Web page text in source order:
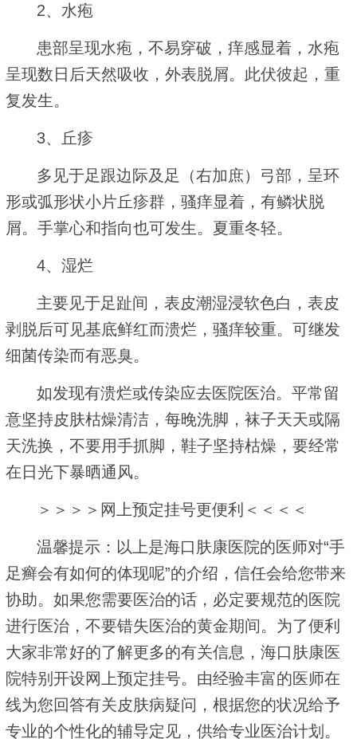
2、水疱
患部呈现水疱，不易穿破，痒感显着，水疱
呈现数日后天然吸收，外表脱屑。此伏彼起，重
复发生。
3、丘疹
多见于足跟边际及足（右加庶）弓部，呈环
形或弧形状小片丘疹群，骚痒显着，有鳞状脱
屑。手掌心和指向也可发生。夏重冬轻。
4、湿烂
主要见于足趾间，表皮潮湿浸软色白，表皮
剥脱后可见基底鲜红而溃烂，骚痒较重。可继发
细菌传染而有恶臭。
如发现有溃烂或传染应去医院医治。平常留
意坚持皮肤枯燥清洁，每晚洗脚，袜子天天或隔
天洗换，不要用手抓脚，鞋子坚持枯燥，要经常
在日光下暴晒通风。
＞＞＞＞网上预定挂号更便利＜＜＜＜
温馨提示：以上是海口肤康医院的医师对“手
足癣会有如何的体现呢”的介绍，信任会给您带来
协助。如果您需要医治的话，必定要规范的医院
进行医治，不要错失医治的黄金期间。为了便利
大家非常好的了解更多的有关信息，海口肤康医
院特别开设网上预定挂号。由经验丰富的医师在
线为您回答有关皮肤病疑问，根据您的状况给予
专业的个性化的辅导定见，供给专业医治计划。